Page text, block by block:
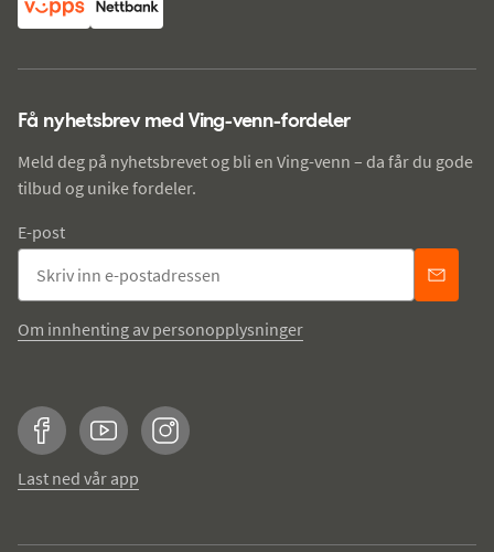
Få nyhetsbrev med Ving-venn-fordeler
Meld deg på nyhetsbrevet og bli en Ving-venn – da får du gode
tilbud og unike fordeler.
E-post
Om innhenting av personopplysninger
FacebookYouTubeInstagram
Last ned vår app